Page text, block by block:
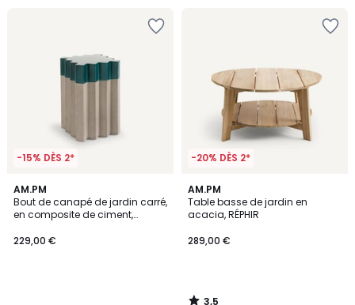
-15% DÈS 2*
AM.PM
Bout de canapé de jardin carré,
en composite de ciment,
229,00 €
-20% DÈS 2*
AM.PM
Table basse de jardin en
acacia, RÉPHIR
289,00 €
3,5
/ 5
3,5